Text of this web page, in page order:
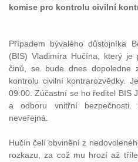
komise pro kontrolu civilní
Případem bývalého důstojníka
(BIS) Vladimíra Hučína, který je
činů, se bude dnes dopoledne
kontrolu civilní kontrarozvědky.
09:00. Zúčastní se ho ředitel BIS
a odboru vnitřní
neveřejná.
Hučín čelí obvinění z
rozkazu, za což mu hrozí až